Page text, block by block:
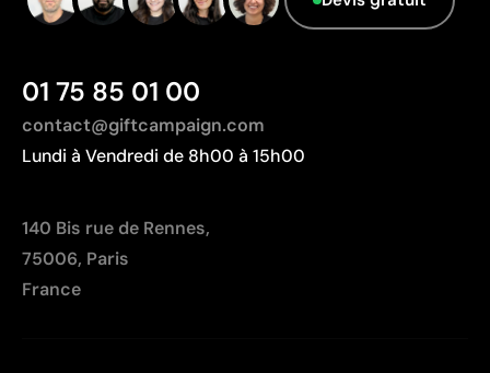
01 75 85 01 00
contact@giftcampaign.com
Lundi à Vendredi de 8h00 à 15h00
140 Bis rue de Rennes,
75006, Paris
France